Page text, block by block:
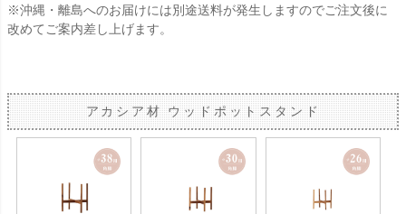
※沖縄・離島へのお届けには別途送料が発生しますのでご注文後に
改めてご案内差し上げます。
アカシア材 ウッドポットスタンド